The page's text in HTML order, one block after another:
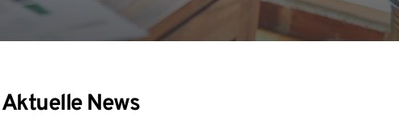
Aktuelle News